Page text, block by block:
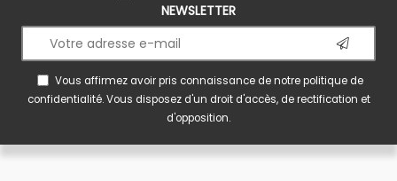
NEWSLETTER
Vous affirmez avoir pris connaissance de notrepolitique de
confidentialité. Vous disposez d'un droit d'accès, de rectification et
d'opposition.